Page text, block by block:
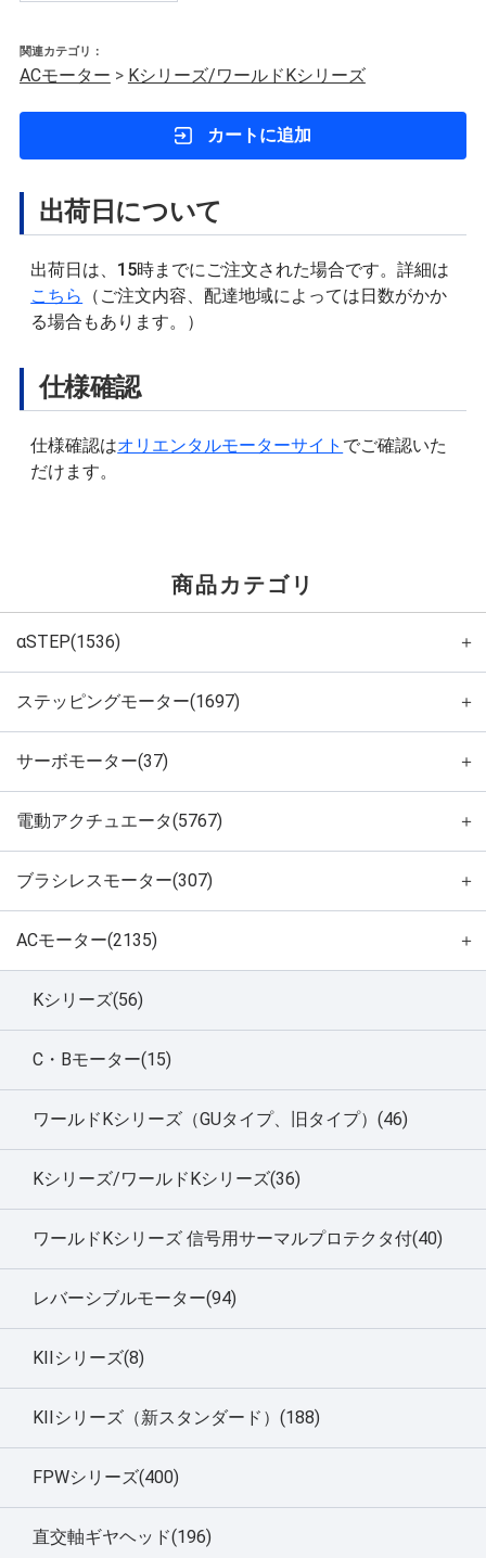
関連カテゴリ：
ACモーター > Kシリーズ/ワールドKシリーズ
カートに追加
出荷日について
出荷日は、15時までにご注文された場合です。詳細は
こちら
（ご注文内容、配達地域によっては日数がかか
る場合もあります。）
仕様確認
仕様確認はオリエンタルモーターサイト でご確認いた
だけます。
商品カテゴリ
αSTEP(1536) ＋
ステッピングモーター(1697) ＋
サーボモーター(37) ＋
電動アクチュエータ(5767) ＋
ブラシレスモーター(307) ＋
ACモーター(2135) ＋
Kシリーズ(56)
C・Bモーター(15)
ワールドKシリーズ（GUタイプ、旧タイプ）(46)
Kシリーズ/ワールドKシリーズ(36)
ワールドKシリーズ 信号用サーマルプロテクタ付(40)
レバーシブルモーター(94)
KIIシリーズ(8)
KIIシリーズ（新スタンダード）(188)
FPWシリーズ(400)
直交軸ギヤヘッド(196)